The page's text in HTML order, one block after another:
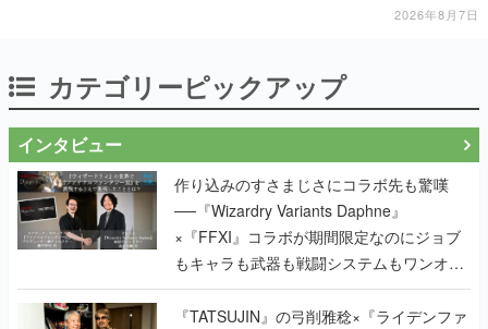
一撃をブチかませるロマンある作品2026年8月7日
カテゴリーピックアップ
インタビュー
作り込みのすさまじさにコラボ先も驚嘆
──『Wizardry Variants Daphne』
×『FFXI』コラボが期間限定なのにジョブ
もキャラも武器も戦闘システムもワンオフ
で作り込まれた理由を両ディレクターに聞
く
『TATSUJIN』の弓削雅稔×『ライデンファ